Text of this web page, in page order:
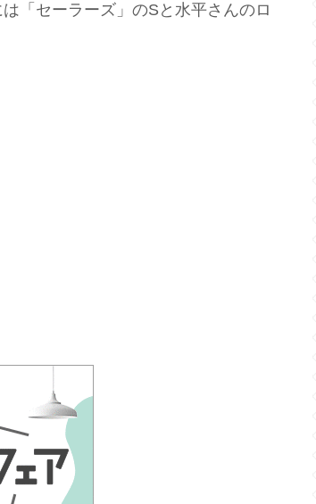
「セーラーズ」のSと水平さんのロ